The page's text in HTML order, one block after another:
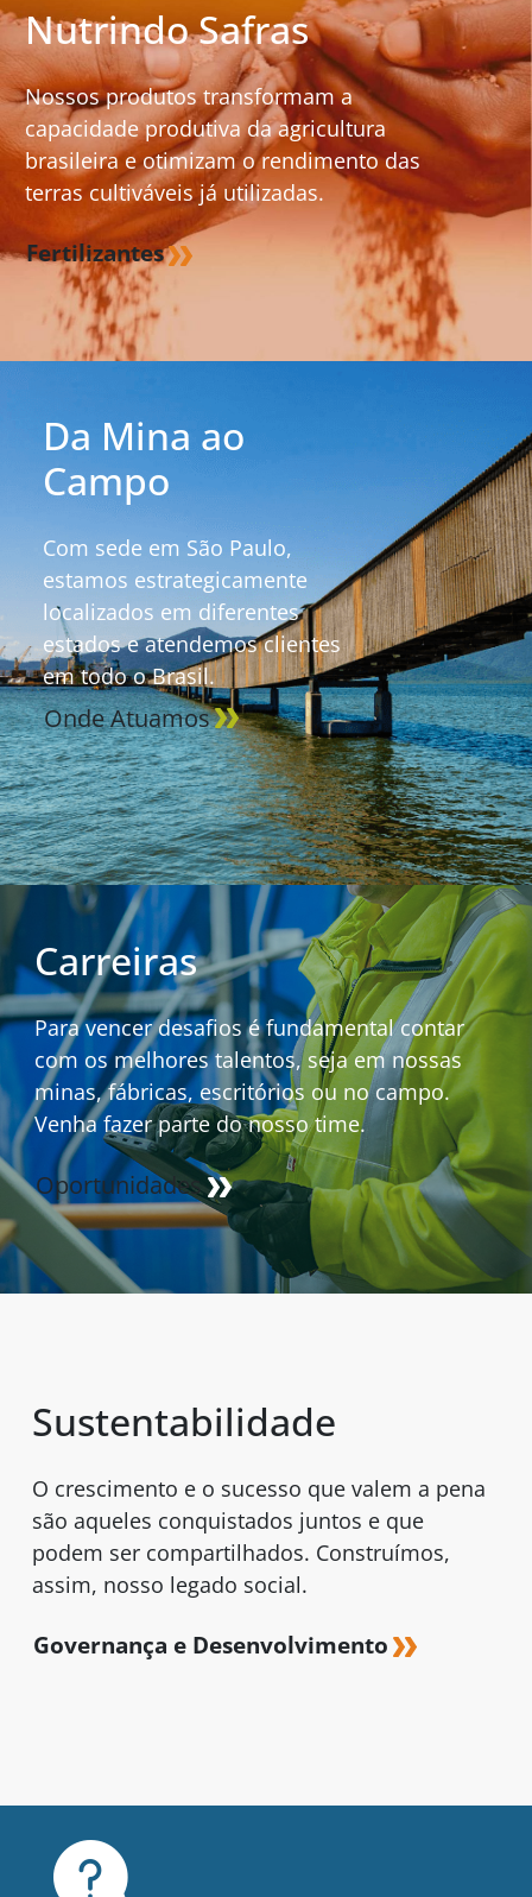
Nutrindo Safras
Nossos produtos transformam a
capacidade produtiva da agricultura
brasileira e otimizam o rendimento das
terras cultiváveis já utilizadas.
Fertilizantes
Da Mina ao
Campo
Com sede em São Paulo,
estamos estrategicamente
localizados em diferentes
estados e atendemos clientes
em todo o Brasil.
Onde Atuamos
Carreiras
Para vencer desafios é fundamental contar
com os melhores talentos, seja em nossas
minas, fábricas, escritórios ou no campo.
Venha fazer parte do nosso time.
Oportunidades
Sustentabilidade
O crescimento e o sucesso que valem a pena
são aqueles conquistados juntos e que
podem ser compartilhados. Construímos,
assim, nosso legado social.
Governança e Desenvolvimento